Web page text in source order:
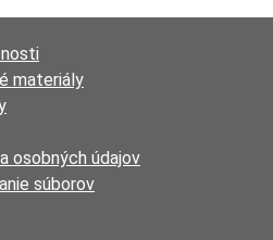
materiály
osobných údajov
súborov